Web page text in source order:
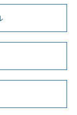
当社にご
て、当社
当社の製
との取
すること
個人情報
証明書
証明す
明する
門へお問